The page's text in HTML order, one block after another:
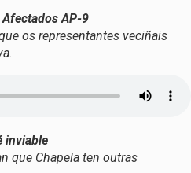
AP-9
os representantes veciñais
inviable
que Chapela ten outras